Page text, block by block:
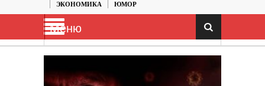
ЭКОНОМИКА
ЮМОР
Меню